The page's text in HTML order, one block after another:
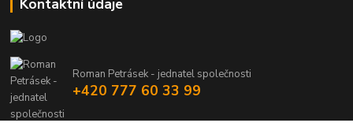
Kontaktní údaje
Roman Petrásek - jednatel společnosti
+420 777 60 33 99